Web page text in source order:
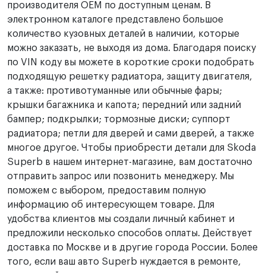
производителя OEM по доступным ценам. В
электронном каталоге представлено большое
количество кузовных деталей в наличии, которые
можно заказать, не выходя из дома. Благодаря поиску
по VIN коду вы можете в короткие сроки подобрать
подходящую решетку радиатора, защиту двигателя,
а также: противотуманные или обычные фары;
крышки багажника и капота; передний или задний
бампер; подкрылки; тормозные диски; суппорт
радиатора; петли для дверей и сами дверей, а также
многое другое. Чтобы приобрести детали для Skoda
Superb в нашем интернет-магазине, вам достаточно
отправить запрос или позвонить менеджеру. Мы
поможем с выбором, предоставим полную
информацию об интересующем товаре. Для
удобства клиентов мы создали личный кабинет и
предложили несколько способов оплаты. Действует
доставка по Москве и в другие города России. Более
того, если ваш авто Superb нуждается в ремонте,